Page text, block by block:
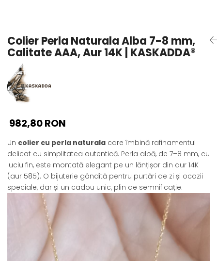
Pandantive cu Perle
Brose cu Perle
Colier Perla Naturala Alba 7-8 mm,
Calitate AAA, Aur 14K | KASKADDA®
982,80 RON
Un colier cu perla naturala care îmbină rafinamentul
delicat cu simplitatea autentică. Perla albă, de 7–8 mm, cu
luciu fin, este montată elegant pe un lănțișor din aur 14K
(aur 585). O bijuterie gândită pentru purtări de zi și ocazii
speciale, dar și un cadou unic, plin de semnificație.